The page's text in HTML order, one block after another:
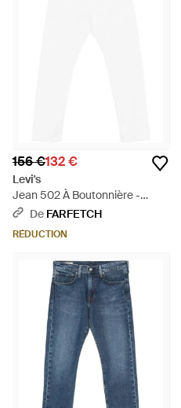
156 €132 €
Levi's
Jean 502 À Boutonnière -
Blanc
De FARFETCH
RÉDUCTION